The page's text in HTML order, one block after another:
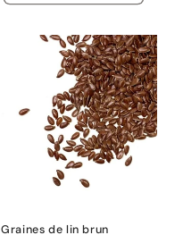
Graines de lin brun